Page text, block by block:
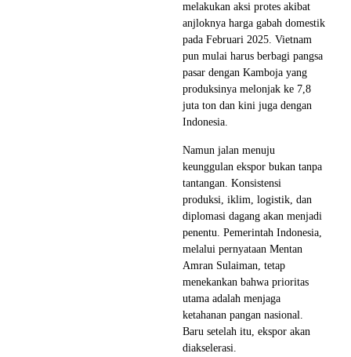
melakukan aksi protes akibat
anjloknya harga gabah domestik
pada Februari 2025. Vietnam
pun mulai harus berbagi pangsa
pasar dengan Kamboja yang
produksinya melonjak ke 7,8
juta ton dan kini juga dengan
Indonesia.
Namun jalan menuju
keunggulan ekspor bukan tanpa
tantangan. Konsistensi
produksi, iklim, logistik, dan
diplomasi dagang akan menjadi
penentu. Pemerintah Indonesia,
melalui pernyataan Mentan
Amran Sulaiman, tetap
menekankan bahwa prioritas
utama adalah menjaga
ketahanan pangan nasional.
Baru setelah itu, ekspor akan
diakselerasi.